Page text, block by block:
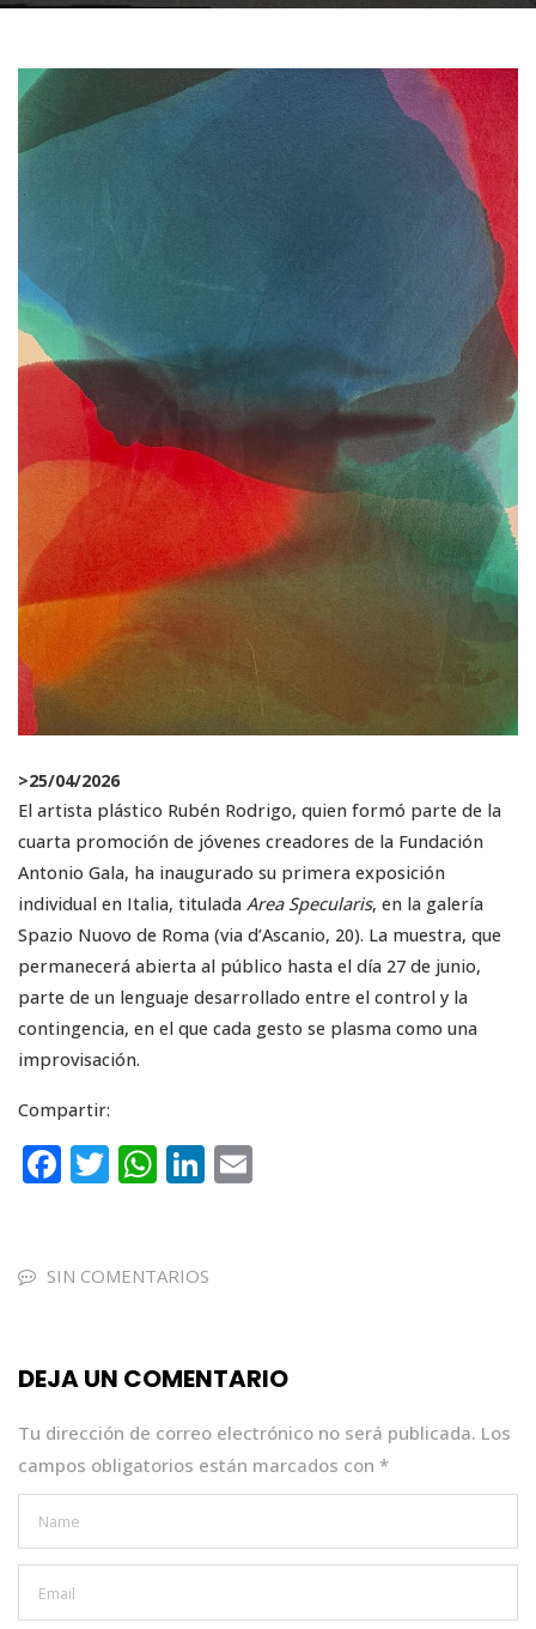
>25/04/2026
El artista plástico Rubén Rodrigo, quien formó parte de la
cuarta promoción de jóvenes creadores de la Fundación
Antonio Gala, ha inaugurado su primera exposición
individual en Italia, titulada Area Specularis, en la galería
Spazio Nuovo de Roma (via d’Ascanio, 20). La muestra, que
permanecerá abierta al público hasta el día 27 de junio,
parte de un lenguaje desarrollado entre el control y la
contingencia, en el que cada gesto se plasma como una
improvisación.
Compartir:
F
e
o
k
T
te
W
ts
p
Li
e
SIN COMENTARIOS
DEJA UN COMENTARIO
Tu dirección de correo electrónico no será publicada. Los
campos obligatorios están marcados con *